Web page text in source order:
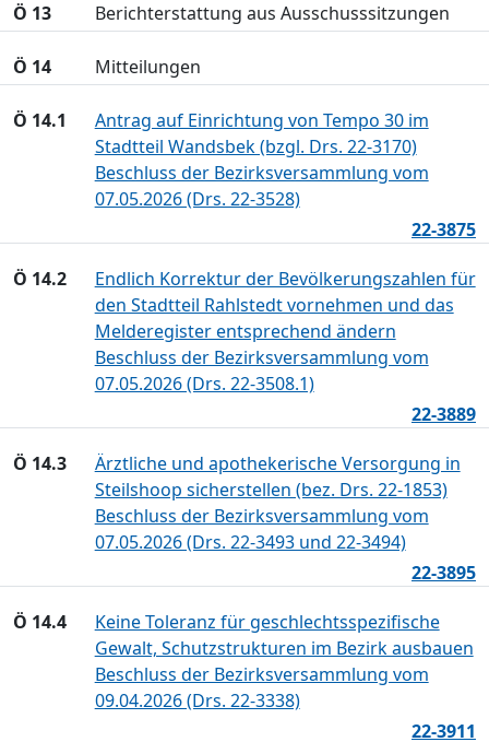
Ö 13 Berichterstattung aus Ausschusssitzungen
Ö 14 Mitteilungen
Ö 14.1
Antrag auf Einrichtung von Tempo 30 im
Stadtteil Wandsbek (bzgl. Drs. 22-3170)
Beschluss der Bezirksversammlung vom
07.05.2026 (Drs. 22-3528)
22-3875
Ö 14.2
Endlich Korrektur der Bevölkerungszahlen für
den Stadtteil Rahlstedt vornehmen und das
Melderegister entsprechend ändern
Beschluss der Bezirksversammlung vom
07.05.2026 (Drs. 22-3508.1)
22-3889
Ö 14.3
Ärztliche und apothekerische Versorgung in
Steilshoop sicherstellen (bez. Drs. 22-1853)
Beschluss der Bezirksversammlung vom
07.05.2026 (Drs. 22-3493 und 22-3494)
22-3895
Ö 14.4
Keine Toleranz für geschlechtsspezifische
Gewalt, Schutzstrukturen im Bezirk ausbauen
Beschluss der Bezirksversammlung vom
09.04.2026 (Drs. 22-3338)
22-3911